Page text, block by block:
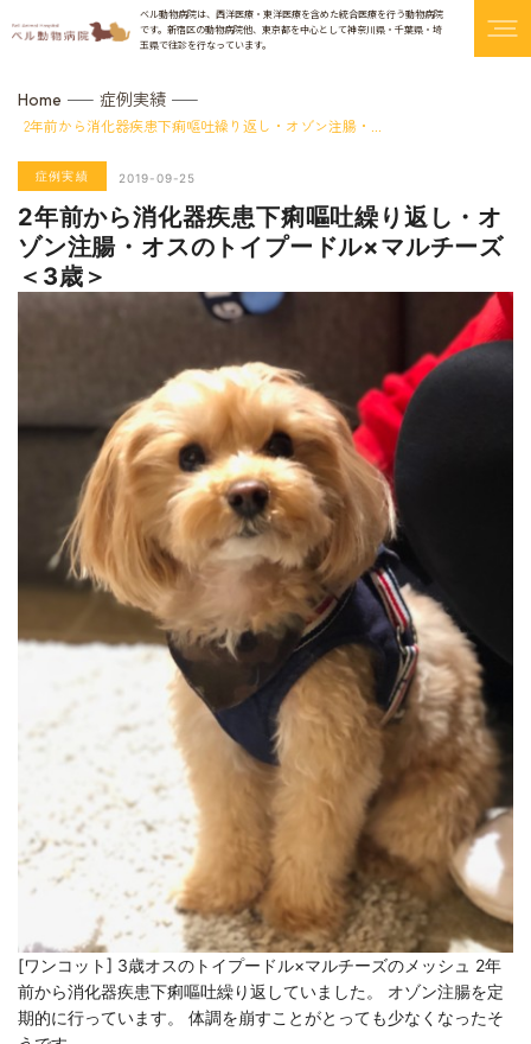
ベル動物病院は、西洋医療・東洋医療を含めた統合医療を行う動物病院
です。 新宿区の動物病院他、東京都を中心として神奈川県・千葉県・埼
玉県で往診を行なっています。
Home 症例実績
2年前から消化器疾患下痢嘔吐繰り返し・オゾン注腸・...
症例実績 2019-09-25
2年前から消化器疾患下痢嘔吐繰り返し・オ
ゾン注腸・オスのトイプードル×マルチーズ
＜3歳＞
[ワンコット] 3歳オスのトイプードル×マルチーズのメッシュ 2年
前から消化器疾患下痢嘔吐繰り返していました。 オゾン注腸を定
期的に行っています。 体調を崩すことがとっても少なくなったそ